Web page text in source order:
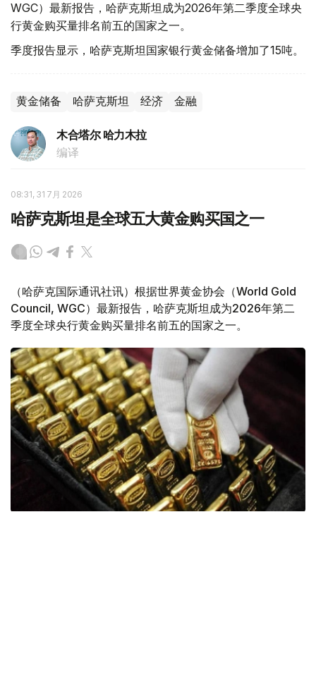
WGC）最新报告，哈萨克斯坦成为2026年第二季度全球央
行黄金购买量排名前五的国家之一。
季度报告显示，哈萨克斯坦国家银行黄金储备增加了15吨。
黄金储备 哈萨克斯坦 经济 金融
木合塔尔 哈力木拉
编译
08:31, 31 7月 2026
哈萨克斯坦是全球五大黄金购买国之一
（哈萨克国际通讯社讯）根据世界黄金协会（World Gold
Council, WGC）最新报告，哈萨克斯坦成为2026年第二
季度全球央行黄金购买量排名前五的国家之一。